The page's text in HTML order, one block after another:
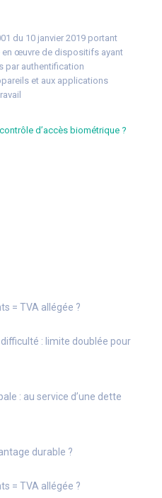
du 10 janvier 2019 portant
en œuvre de dispositifs ayant
par authentification
et aux applications
d’accès biométrique ?
= TVA allégée ?
: limite doublée pour
: au service d’une dette
durable ?
= TVA allégée ?